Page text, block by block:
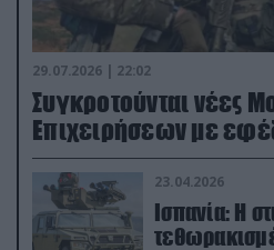
29.07.2026 | 22:02
Συγκροτούνται νέες
Επιχειρήσεων με
23.04.2026
Ισπανία: Η